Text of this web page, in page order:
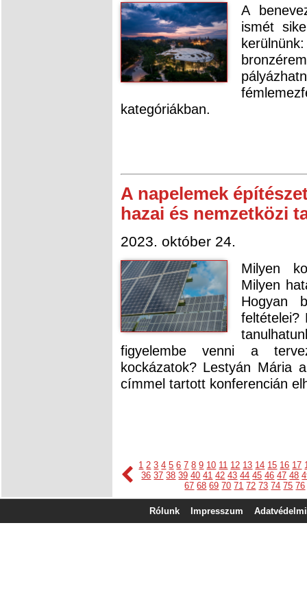
A
ismét
kategóriákban.
A napelemek
hazai és nemzetközi
2023. október 24.
Milyen
Milyen
Hogyan
feltételei?
figyelembe venni a
kockázatok? Lestyán Mária
címmel tartott konferencián
1 2 3 4 5 6 7 8 9 10 11 12 13 14 15 16 17
36 37 38 39 40 41 42 43 44 45 46 47 48
67 68 69 70 71 72 73 74 75 76
Rólunk Impresszum